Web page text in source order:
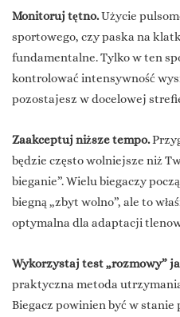
Monitoruj tętno.Użycie
sportowego, czy paska na
fundamentalne. Tylko w ten
kontrolować intensywność
pozostajesz w docelowej
Zaakceptuj niższe tempo.
będzie często wolniejsze niż
bieganie”. Wielu biegaczy
biegną „zbyt wolno”, ale to
optymalna dla adaptacji
Wykorzystaj test „rozmowy”
praktyczna metoda
Biegacz powinien być w stanie